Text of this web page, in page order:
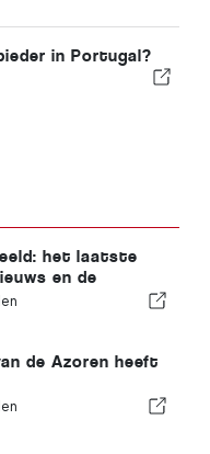
in Portugal?
het laatste
en de
die de
de Azoren heeft